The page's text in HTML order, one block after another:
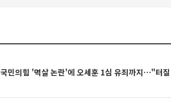
국민의힘 '멱살 논란'에 오세훈 1심 유죄까지⋯"터